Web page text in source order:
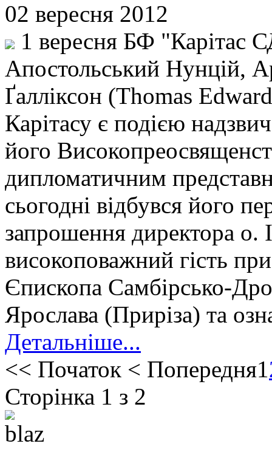
02 вересня 2012
1 вересня БФ "Карітас
Апостольський Нунцій,
Ґалліксон (Thomas
Карітасу є подією
його
дипломатичним
сьогодні відбувся його
запрошення директора о.
високоповажний гість
Єпископа Самбірсько-
Ярослава (Приріза) та
Детальніше...
<< Початок < Попередня1
Сторінка 1 з 2